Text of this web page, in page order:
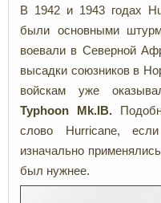
В 1942 и 1943 годах
были основными
воевали в Северной
высадки союзников в
войскам уже
Typhoon Mk.IB.
слово
Hurricane,
изначально
был нужнее.